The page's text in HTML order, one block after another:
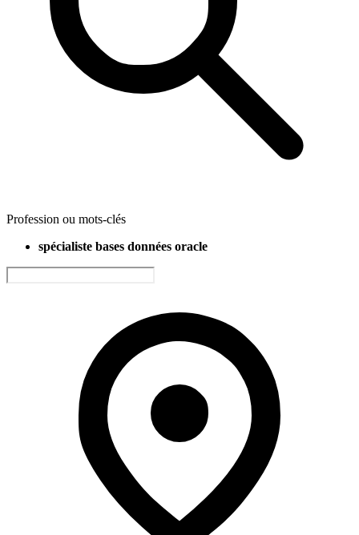
Profession ou mots-clés
spécialiste bases données oracle